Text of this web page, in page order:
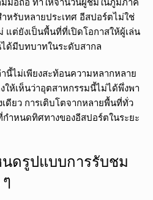
ำหรับหลายประเทศ อีสปอร์ตไม่ใช่
แต่ยังเป็นพื้นที่ที่เปิดโอกาสให้ผู้เล่น
ด้มีบทบาทในระดับสากล
นี้ไม่เพียงสะท้อนความหลากหลาย
ห้เห็นว่าอุตสาหกรรมนี้ไม่ได้พึ่งพา
ดียว การเติบโตจากหลายพื้นที่ทั่ว
ำหนดทิศทางของอีสปอร์ตในระยะ
ดรูปแบบการรับชม